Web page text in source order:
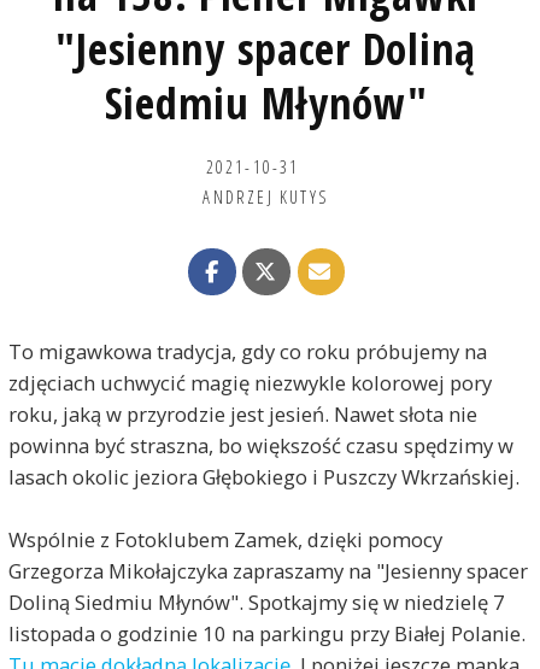
"Jesienny spacer Doliną
Siedmiu Młynów"
2021-10-31
ANDRZEJ KUTYS
To migawkowa tradycja, gdy co roku próbujemy na
zdjęciach uchwycić magię niezwykle kolorowej pory
roku, jaką w przyrodzie jest jesień. Nawet słota nie
powinna być straszna, bo większość czasu spędzimy w
lasach okolic jeziora Głębokiego i Puszczy Wkrzańskiej.
Wspólnie z Fotoklubem Zamek, dzięki pomocy
Grzegorza Mikołajczyka zapraszamy na "Jesienny spacer
Doliną Siedmiu Młynów". Spotkajmy się w niedzielę 7
listopada o godzinie 10 na parkingu przy Białej Polanie.